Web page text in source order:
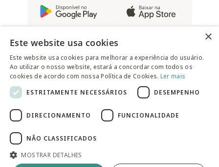
@westwingbr
Somos uma empresa certificada
© 2025 Westwing Comércio Varejista S.A WESTWING
Av. Queiroz Filho, 1700 - Torre A 5° andar - Vila Hamburguesa -
São Paulo
×
Este website usa cookies
Este website usa cookies para melhorar a experiência do usuário.
Ao utilizar o nosso website, estará a concordar com todos os
cookies de acordo com nossa Política de Cookies. Ler mais
ESTRITAMENTE NECESSÁRIOS
DESEMPENHO
DIRECIONAMENTO FUNCIONALIDADE
NÃO CLASSIFICADOS
MOSTRAR DETALHES